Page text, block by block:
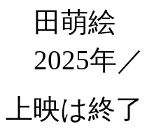
田萌絵
2025年
上映は終